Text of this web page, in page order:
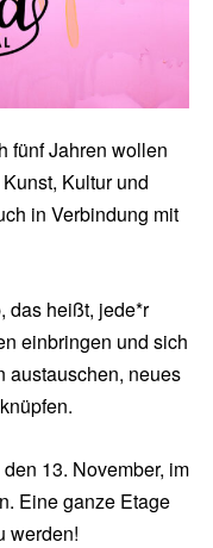
fünf Jahren wollen
Kultur und
in Verbindung mit
das heißt, jede*r
einbringen und sich
austauschen, neues
13. November, im
Eine ganze Etage
werden!